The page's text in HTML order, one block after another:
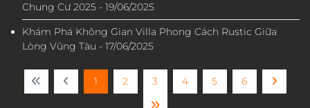
Chung Cư 2025 - 19/06/2025
Khám Phá Không Gian Villa Phong Cách Rustic Giữa
Lòng Vũng Tàu - 17/06/2025
1 2 3 4 5 6